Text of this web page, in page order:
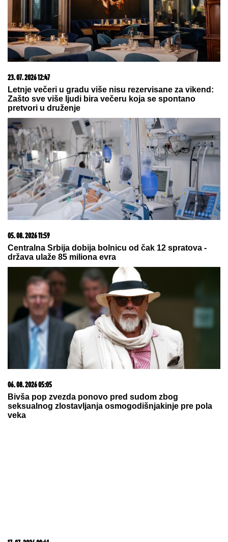
23. 07. 2026 12:47
Letnje večeri u gradu više nisu rezervisane za vikend:
Zašto sve više ljudi bira večeru koja se spontano
pretvori u druženje
05. 08. 2026 11:59
Centralna Srbija dobija bolnicu od čak 12 spratova -
država ulaže 85 miliona evra
06. 08. 2026 05:05
Bivša pop zvezda ponovo pred sudom zbog
seksualnog zlostavljanja osmogodišnjakinje pre pola
veka